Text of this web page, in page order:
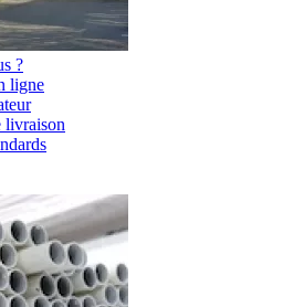
?
ligne
livraison